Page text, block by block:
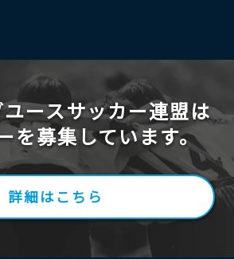
ースサッカー連盟は
を募集しています。
詳細はこちら